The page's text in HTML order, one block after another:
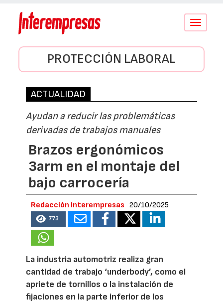
Conmutar
PROTECCIÓN LABORAL
ACTUALIDAD
Ayudan a reducir las problemáticas
derivadas de trabajos manuales
Brazos ergonómicos
3arm en el montaje del
bajo carrocería
Redacción Interempresas 20/10/2025
773
La industria automotriz realiza gran
cantidad de trabajo ‘underbody’, como el
apriete de tornillos o la instalación de
fijaciones en la parte inferior de los